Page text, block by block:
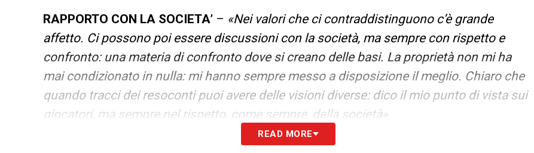
RAPPORTO CON LA SOCIETA’ – «Nei valori che ci contraddistinguono c’è grande
affetto. Ci possono poi essere discussioni con la società, ma sempre con rispetto e
confronto: una materia di confronto dove si creano delle basi. La proprietà non mi ha
mai condizionato in nulla: mi hanno sempre messo a disposizione il meglio. Chiaro che
quando tracci dei resoconti puoi avere delle visioni diverse: dico il mio punto di vista sui
giocatori, ma sempre nel rispetto, come sempre, della società»
«Non ho fatto i conti (risata ndr.). Molti giocatori sono stati delle meteore
READ MORE